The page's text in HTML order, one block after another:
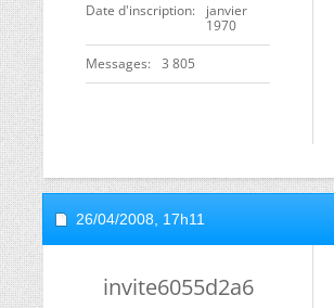
Date d'inscription
janvier
1970
Messages 3 805
26/04/2008, 17h11
invite6055d2a6